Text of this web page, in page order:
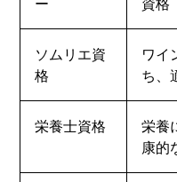
ソムリエ資
格
ワイ
ち、
栄養士資格
栄養
康的